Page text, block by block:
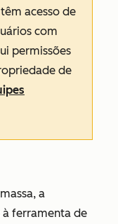
acesso de
com
permissões
de
a
ferramenta de